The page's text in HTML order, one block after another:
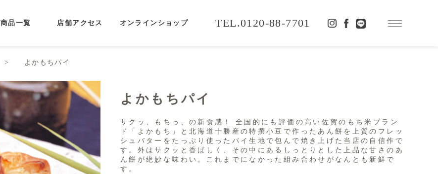
商品一覧 店舗アクセス オンラインショップ 0120-88-7701
よかもちパイ
よかもちパイ
サクッ、もちっ、の新食感！ 全国的にも評価の高い佐賀のもち米ブラン
ド「よかもち」と北海道十勝産の特撰小豆で作ったあん餅を上質のフレッ
シュバターをたっぷり使ったパイ生地で包んで焼き上げた当店の自信作で
す。外はサクッと香ばしく、その中にあるしっとりとした上品な甘さのあ
ん餅が絶妙な味わい。これまでになかった組み合わせがなんとも新鮮で
す。